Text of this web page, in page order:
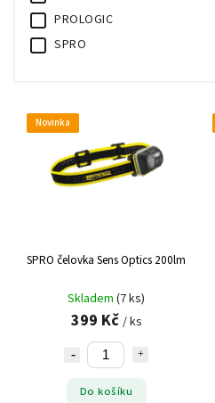
PROLOGIC
SPRO
Novinka
SPRO čelovka Sens Optics 200lm
Skladem (7 ks)
399 Kč / ks
Do košíku